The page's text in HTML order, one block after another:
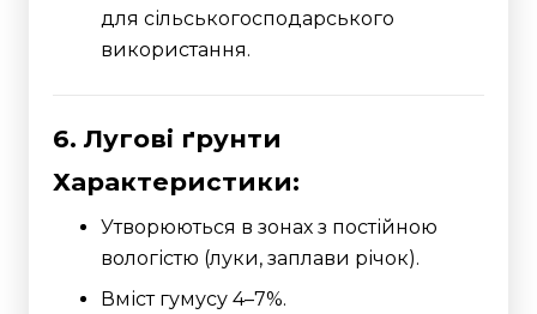
для сільськогосподарського
використання.
6. Лугові ґрунти
Характеристики:
Утворюються в зонах з постійною
вологістю (луки, заплави річок).
Вміст гумусу 4–7%.